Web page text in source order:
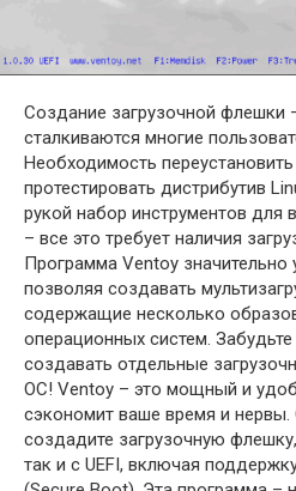
Создание загрузочной флешки
сталкиваются многие
Необходимость
протестировать дистрибутив
рукой набор инструментов для
– все это требует наличия
Программа Ventoy значительно
позволяя создавать
содержащие несколько
операционных систем.
создавать отдельные
ОС! Ventoy – это мощный и
сэкономит ваше время и
создадите загрузочную
так и с UEFI, включая